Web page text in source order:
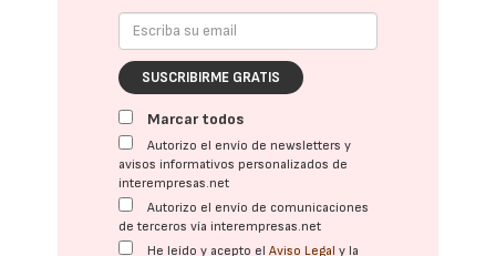
SUSCRIBIRME GRATIS
Marcar todos
Autorizo el envío de newsletters y
avisos informativos personalizados de
interempresas.net
Autorizo el envío de comunicaciones
de terceros vía interempresas.net
He leído y acepto elAviso Legal y la